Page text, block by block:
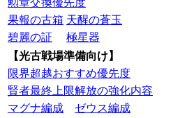
勲章交換優先度
果報の古箱 天醒の蒼玉
碧麗の証
極星器
【光古戦場準備向け】
限界超越おすすめ優先度
賢者最終上限解放の強化内容
マグナ編成
ゼウス編成